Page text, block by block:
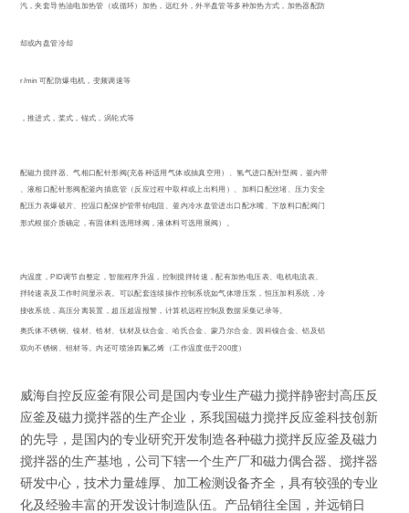
套蒸汽，夹套导热油电加热管（或循环）加热，远红外，外半盘管等多种加热方式，加热器配防
套冷却或内盘管冷却
500r/min 可配防爆电机，变频调速等
吸式，推进式，桨式，锚式，涡轮式等
拌口配磁力搅拌器、气相口配针形阀(充各种适用气体或抽真空用）、氢气进口配针型阀，釜内带
布器、液相口配针形阀配釜内插底管（反应过程中取样或上出料用）、加料口配丝堵、压力安全
爆口配压力表爆破片、控温口配保护管带铂电阻、釜内冷水盘管进出口配水嘴、下放料口配阀门
阀门形式根据介质确定，有固体料选用球阀，液体料可选用展阀）。
制釜内温度， PID调节自整定，智能程序升温，控制搅拌转速，配有加热电压表、电机电流表、
内搅拌转速表及工作时间显示表。可以配套连续操作控制系统如气体增压泵，恒压加料系统，冷
回流接收系统，高压分离装置，超压超温报警，计算机远程控制及数据采集记录等。
牌号奥氏体不锈钢、镍材、锆材、钛材及钛合金、哈氏合金、蒙乃尔合金、因科镍合金、铝及铝
金、双向不锈钢、钽材等。内还可喷涂四氟乙烯（工作温度低于200度）
威海自控反应釜有限公司是国内专业生产磁力搅拌静密封高压反
应釜及磁力搅拌器的生产企业，系我国磁力搅拌反应釜科技创新
的先导，是国内的专业研究开发制造各种磁力搅拌反应釜及磁力
搅拌器的生产基地，公司下辖一个生产厂和磁力偶合器、搅拌器
研发中心，技术力量雄厚、加工检测设备齐全，具有较强的专业
化及经验丰富的开发设计制造队伍。产品销往全国，并远销日